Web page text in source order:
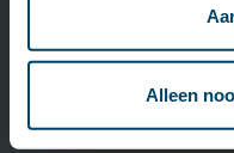
Alleen
Direct Ingaande